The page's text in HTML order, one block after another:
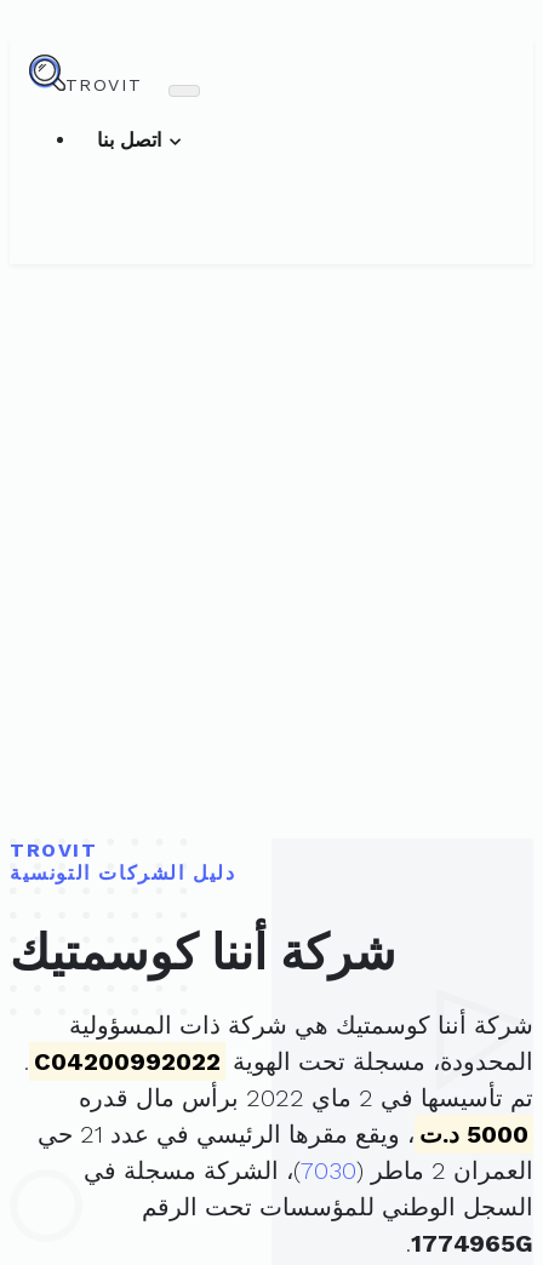
TROVIT
TROVIT
دليل الشركات التونسية
شركة أننا كوسمتيك
شركة أننا كوسمتيك هي شركة ذات المسؤولية
المحدودة، مسجلة تحت الهوية C04200992022
.
تم تأسيسها في 2 ماي 2022 برأس مال قدره
5000 د.ت
، ويقع مقرها الرئيسي في عدد 21 حي
العمران 2 ماطر (
7030)، الشركة مسجلة في
السجل الوطني للمؤسسات تحت الرقم
1774965G
.